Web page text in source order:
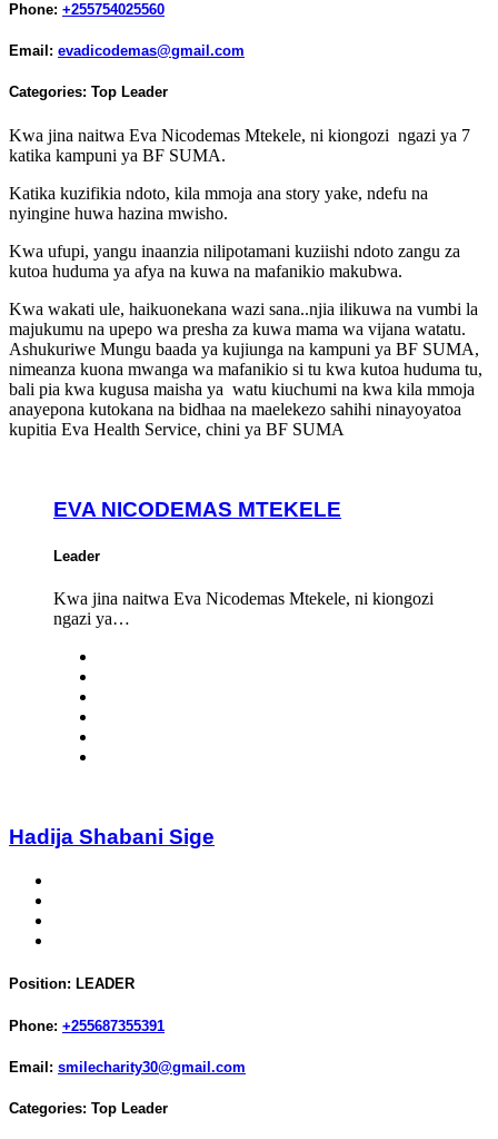
Phone: +255754025560
Email: evadicodemas@gmail.com
Categories: Top Leader
Kwa jina naitwa Eva Nicodemas Mtekele, ni kiongozi ngazi ya 7
katika kampuni ya BF SUMA.
Katika kuzifikia ndoto, kila mmoja ana story yake, ndefu na
nyingine huwa hazina mwisho.
Kwa ufupi, yangu inaanzia nilipotamani kuziishi ndoto zangu za
kutoa huduma ya afya na kuwa na mafanikio makubwa.
Kwa wakati ule, haikuonekana wazi sana..njia ilikuwa na vumbi la
majukumu na upepo wa presha za kuwa mama wa vijana watatu.
Ashukuriwe Mungu baada ya kujiunga na kampuni ya BF SUMA,
nimeanza kuona mwanga wa mafanikio si tu kwa kutoa huduma tu,
bali pia kwa kugusa maisha ya watu kiuchumi na kwa kila mmoja
anayepona kutokana na bidhaa na maelekezo sahihi ninayoyatoa
kupitia Eva Health Service, chini ya BF SUMA
EVA NICODEMAS MTEKELE
Leader
Kwa jina naitwa Eva Nicodemas Mtekele, ni kiongozi
ngazi ya…
Hadija Shabani Sige
Position: LEADER
Phone: +255687355391
Email: smilecharity30@gmail.com
Categories: Top Leader